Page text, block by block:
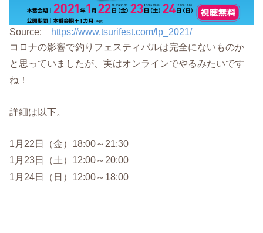
Source: https://www.tsurifest.com/lp_2021/
コロナの影響で釣りフェスティバルは完全にないものか
と思っていましたが、実はオンラインでやるみたいです
ね！
詳細は以下。
1月22日（金）18:00～21:30
1月23日（土）12:00～20:00
1月24日（日）12:00～18:00